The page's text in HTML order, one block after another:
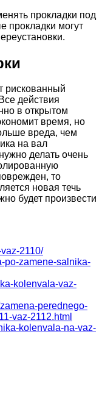
прокладки под
прокладки могут
рискованный
действия
в открытом
время, но
вреда, чем
на вал
делать очень
то
новая течь
будет произвести
2110/
po-zamene-salnika-
kolenvala-vaz-
perednego-
vaz-2112.html
kolenvala-na-vaz-